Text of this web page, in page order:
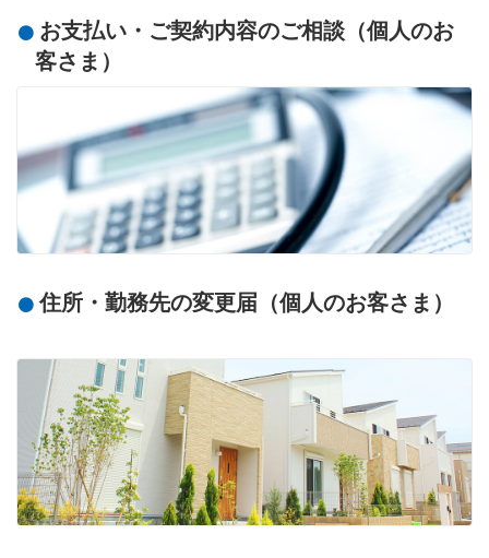
お支払い・ご契約内容のご相談（個人のお
客さま）
住所・勤務先の変更届（個人のお客さま）